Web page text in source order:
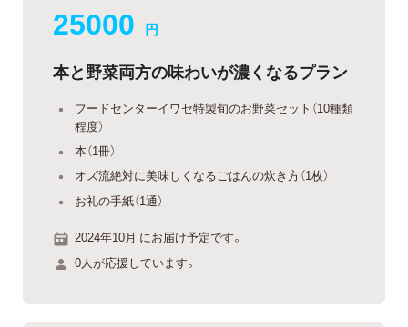
25000 円
本と野菜両方の味わいが濃くなるプラン
フードセンターイワセ特製旬のお野菜セット（10種類
程度）
本（1冊）
オズ流絶対に美味しくなるごはんの炊き方（1枚）
お礼の手紙（1通）
2024年10月 にお届け予定です。
0人が応援しています。